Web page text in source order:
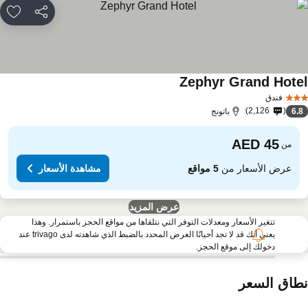
مشاركة
فندق
Zephyr Grandمشاهدة الأسعار
6.8
2,126 باتونج
من
عرض الأسعار من5 مواقع مشاهدة الأسعار
عرض المزيد
تتغير الأسعار ومعدلات التوفر التي نتلقاها من مواقع الحجز باستمرار. وهذا
يعني أنك قد لا تجد أحيانًا العرض المحدد بالضبط الذي شاهدته لدى trivago عند
دخولك إلى موقع الحجز.
السعر